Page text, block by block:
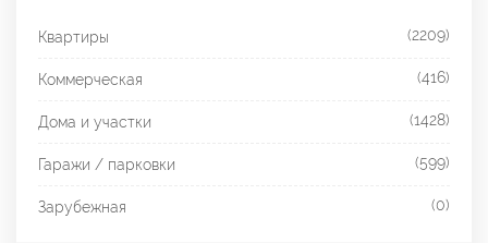
Квартиры (2209)
Коммерческая (416)
Дома и участки (1428)
Гаражи / парковки (599)
Зарубежная (0)